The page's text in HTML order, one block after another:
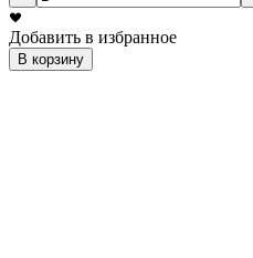
Добавить в избранное
В корзину